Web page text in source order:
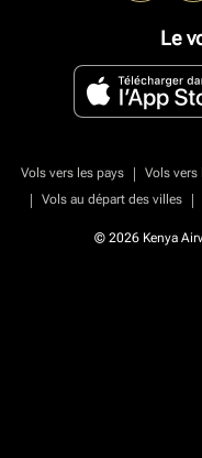
Le
Vols vers les pays | Vols vers
|
Vols au départ des villes |
© 2026 Kenya